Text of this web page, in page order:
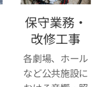
保守業務・
改修工事
各劇場、ホール
など公共施設に